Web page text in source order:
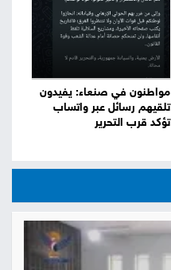
مواطنون في صنعاء: يفيدون
تلقيهم رسائل عبر واتساب
تؤكد قرب التحرير